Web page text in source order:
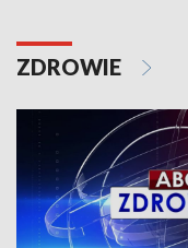
ZDROWIE